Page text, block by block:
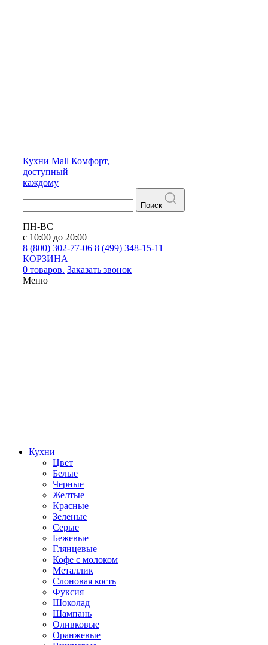
Кухни Mall Комфорт,
доступный
каждому
Поиск
ПН-ВС
с 10:00 до 20:00
8 (800) 302-77-06 8 (499) 348-15-11
КОРЗИНА
0 товаров. Заказать звонок
Меню
Кухни
Цвет
Белые
Черные
Желтые
Красные
Зеленые
Серые
Бежевые
Глянцевые
Кофе с молоком
Металлик
Слоновая кость
Фуксия
Шоколад
Шампань
Оливковые
Оранжевые